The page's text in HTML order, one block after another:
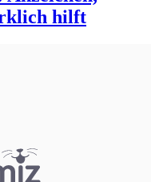
hilft